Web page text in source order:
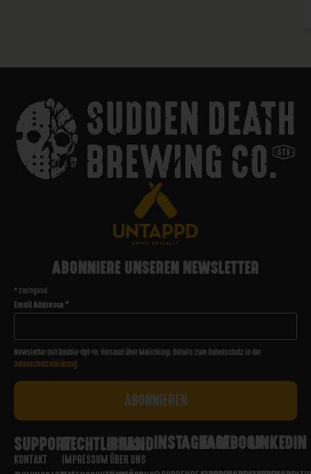
ABONNIERE UNSEREN NEWSLETTER
* zwingend
Email Addresse*
Newsletter mit Double-Opt-In. Versand über Mailchimp. Details zum Datenschutz in der
Datenschutzerklärung.
SUPPORT
KONTAKT
RECHTLICHES
IMPRESSUM
BRAND
ÜBER UNS
INSTAGRAMFACEBOOKLINKEDIN